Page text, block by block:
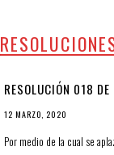
RESOLUCIÓN 018
12 MARZO, 2020
Por medio de la cual se